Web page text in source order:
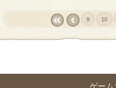
ゲーム
9 10